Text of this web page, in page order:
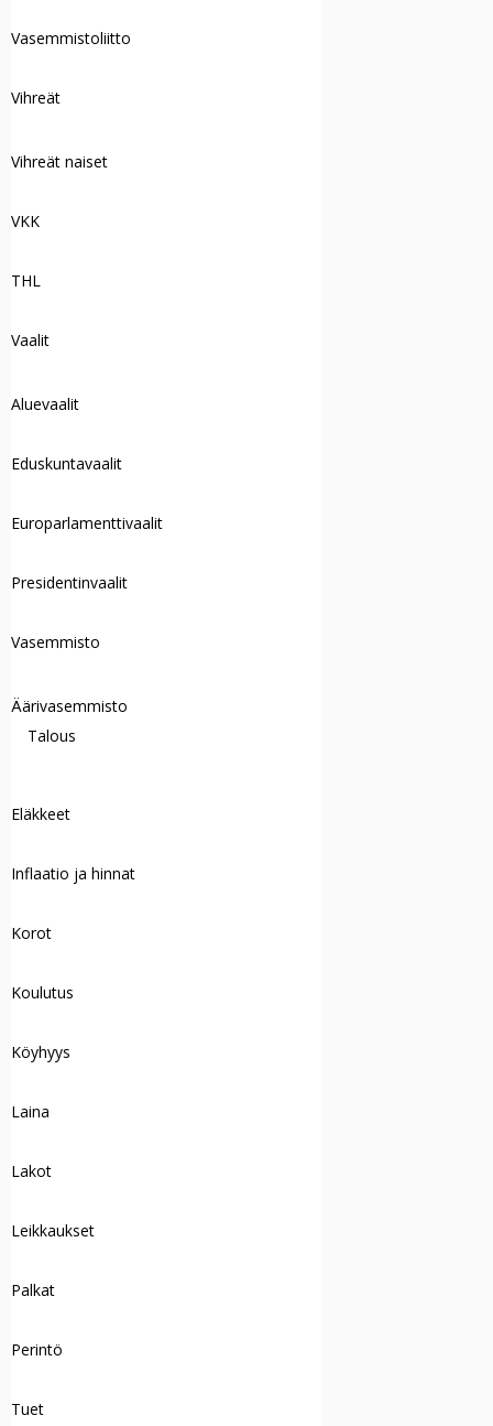
Vasemmistoliitto
Vihreät
Vihreät naiset
VKK
THL
Vaalit
Aluevaalit
Eduskuntavaalit
Europarlamenttivaalit
Presidentinvaalit
Vasemmisto
Äärivasemmisto
Talous
Eläkkeet
Inflaatio ja hinnat
Korot
Koulutus
Köyhyys
Laina
Lakot
Leikkaukset
Palkat
Perintö
Tuet